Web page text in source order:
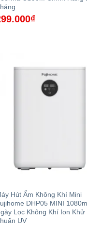
₫
Hút Ẩm Không Khí Mini
DHP05 MINI
Lọc Không Khí Ion Khử
UV